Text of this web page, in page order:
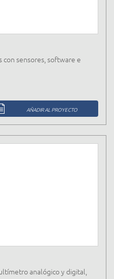
con sensores, software e
AÑADIR AL PROYECTO
analógico y digital,